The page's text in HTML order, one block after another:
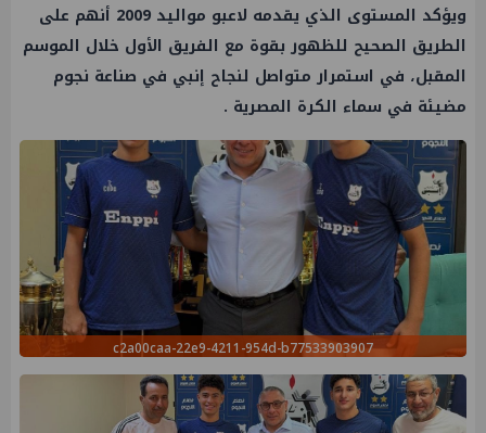
ويؤكد المستوى الذي يقدمه لاعبو مواليد 2009 أنهم على
الطريق الصحيح للظهور بقوة مع الفريق الأول خلال الموسم
المقبل، في استمرار متواصل لنجاح إنبي في صناعة نجوم
مضيئة في سماء الكرة المصرية .
c2a00caa-22e9-4211-954d-b77533903907